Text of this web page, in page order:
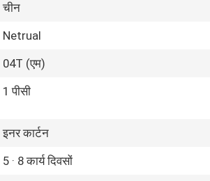
चीन
Netrual
04T (एम)
1 पीसी
इनर कार्टन
5 · 8 कार्य दिवसों